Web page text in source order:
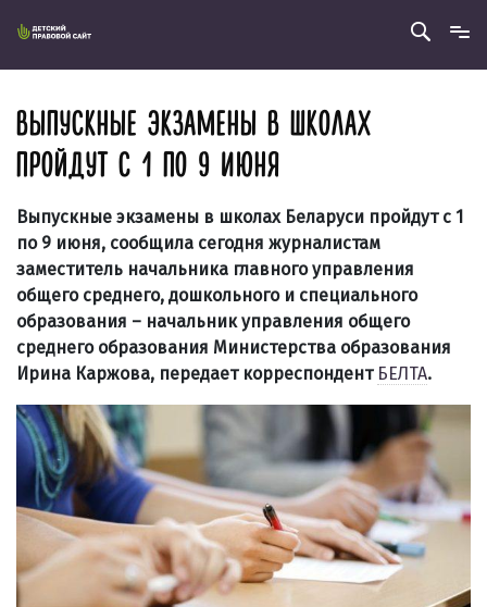
ВЫПУСКНЫЕ ЭКЗАМЕНЫ В ШКОЛАХ
ПРОЙДУТ С 1 ПО 9 ИЮНЯ
Выпускные экзамены в школах Беларуси пройдут с 1
по 9 июня, сообщила сегодня журналистам
заместитель начальника главного управления
общего среднего, дошкольного и специального
образования – начальник управления общего
среднего образования Министерства образования
Ирина Каржова, передает корреспондент БЕЛТА.